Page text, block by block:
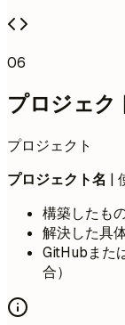
06
プロジェク
プロジェクト
プロジェクト名 |
構築したも
解決した具
GitHubまた
合）